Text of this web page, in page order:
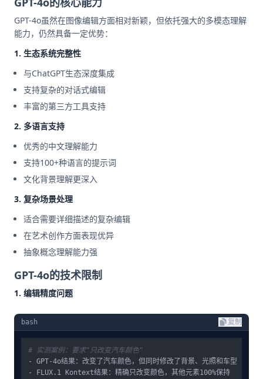
GPT-4o虽然在图像编辑方面相对新颖，但依托强大的多模态理解
能力，仍然具备一定优势：
1. 生态系统完整性
与ChatGPT生态深度集成
支持复杂的对话式编辑
丰富的第三方工具支持
2. 多语言支持
优秀的中文理解能力
支持100+种语言的提示词
文化背景理解更深入
3. 复杂场景处理
适合需要详细描述的复杂编辑
在艺术创作方面表现优异
抽象概念理解能力强
GPT-4o的技术限制
1. 编辑精度问题
bash 复制
# 实测案例：要求"只改变汽车颜色"
- GPT-4o结果：改变了汽车颜色，但同时修改了背景、光照和车型